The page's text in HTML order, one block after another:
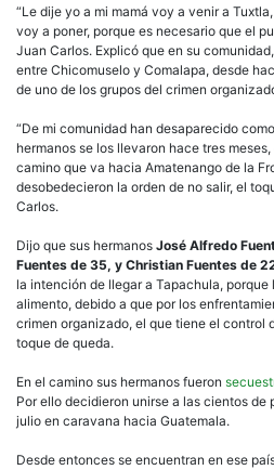
“Le dije yo a mi mamá voy a venir a
voy a poner, porque es necesario que el
Juan Carlos. Explicó que en su
entre Chicomuselo y Comalapa, desde
de uno de los grupos del crimen
“De mi comunidad han desaparecido
hermanos se los llevaron hace tres
camino que va hacia Amatenango de la
desobedecieron la orden de no salir, el
Carlos.
Dijo que sus hermanos José Alfredo
Fuentes de 35, y Christian Fuentes de
la intención de llegar a Tapachula,
alimento, debido a que por los
crimen organizado, el que tiene el control
toque de queda.
En el camino sus hermanos fueron
Por ello decidieron unirse a las cientos de
julio en caravana hacia Guatemala.
Desde entonces se encuentran en ese